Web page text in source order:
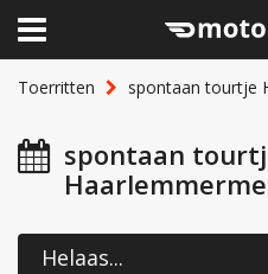
Toerritten spontaan tourtje
spontaan
Helaas...
Home
Clubhuis
Toerritten
Lid worden